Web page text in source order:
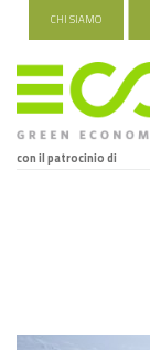
CHI SIAMO
con il patrocinio di